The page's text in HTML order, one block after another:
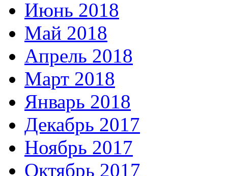
Июнь 2018
Май 2018
Апрель 2018
Март 2018
Январь 2018
Декабрь 2017
Ноябрь 2017
Октябрь 2017